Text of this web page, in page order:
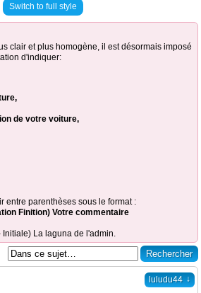
Switch to full style
clair et plus homogène, il est désormais imposé
d'indiquer:
de votre voiture,
entre parenthèses sous le format :
Finition) Votre commentaire
Initiale) La laguna de l'admin.
luludu44 ↓